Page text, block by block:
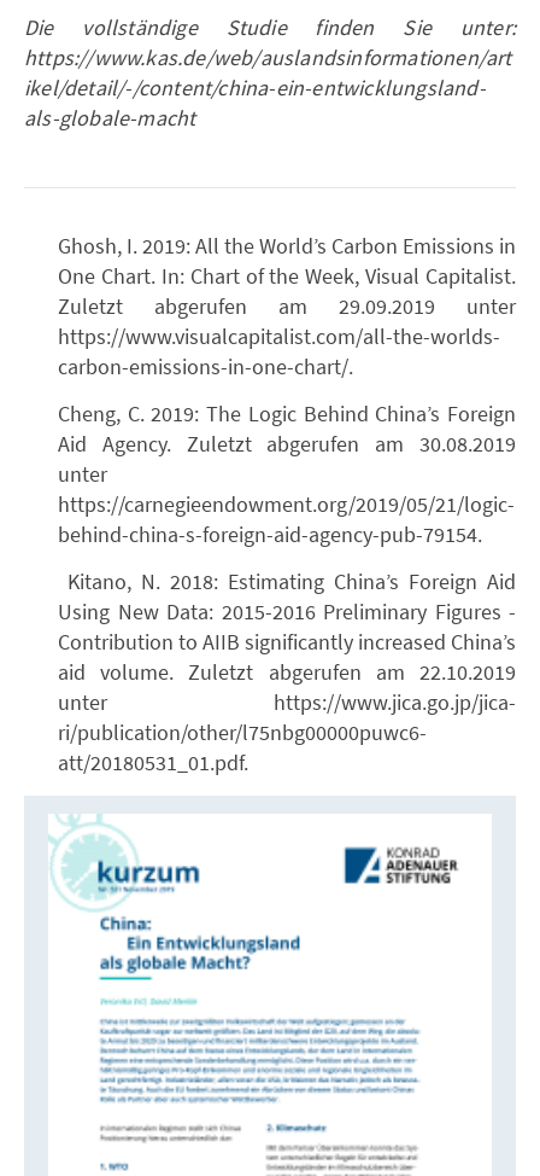
Die vollständige Studie finden Sie unter:
https://www.kas.de/web/auslandsinformationen/art
ikel/detail/-/content/china-ein-entwicklungsland-
als-globale-macht
Ghosh, I. 2019: All the World’s Carbon Emissions in
One Chart. In: Chart of the Week, Visual Capitalist.
Zuletzt abgerufen am 29.09.2019 unter
https://www.visualcapitalist.com/all-the-worlds-
carbon-emissions-in-one-chart/.
Cheng, C. 2019: The Logic Behind China’s Foreign
Aid Agency. Zuletzt abgerufen am 30.08.2019
unter
https://carnegieendowment.org/2019/05/21/logic-
behind-china-s-foreign-aid-agency-pub-79154.
Kitano, N. 2018: Estimating China’s Foreign Aid
Using New Data: 2015-2016 Preliminary Figures -
Contribution to AIIB significantly increased China’s
aid volume. Zuletzt abgerufen am 22.10.2019
unter https://www.jica.go.jp/jica-
ri/publication/other/l75nbg00000puwc6-
att/20180531_01.pdf.